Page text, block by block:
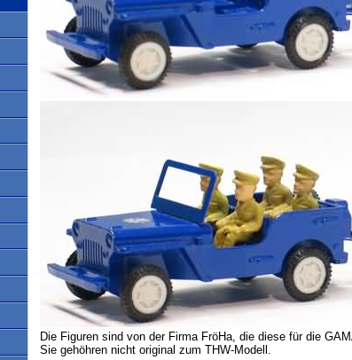
Die Figuren sind von der Firma FröHa, die diese für die
Sie gehöhren nicht original zum THW-Modell.